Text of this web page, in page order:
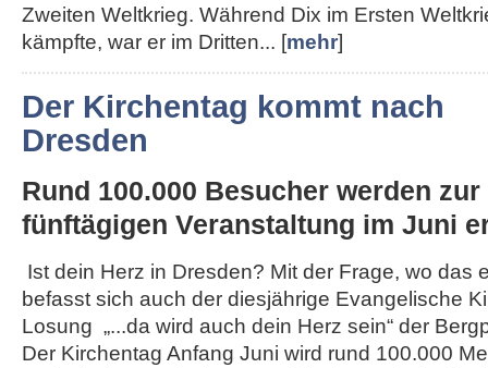
Zweiten Weltkrieg. Während Dix im Ersten
kämpfte, war er im Dritten... [mehr]
Der Kirchentag kommt nach
Dresden
Rund 100.000 Besucher werden zur
fünftägigen Veranstaltung im Juni
Ist dein Herz in Dresden? Mit der Frage, wo das
befasst sich auch der diesjährige Evangelische
Losung „...da wird auch dein Herz sein“ der
Der Kirchentag Anfang Juni wird rund 100.000